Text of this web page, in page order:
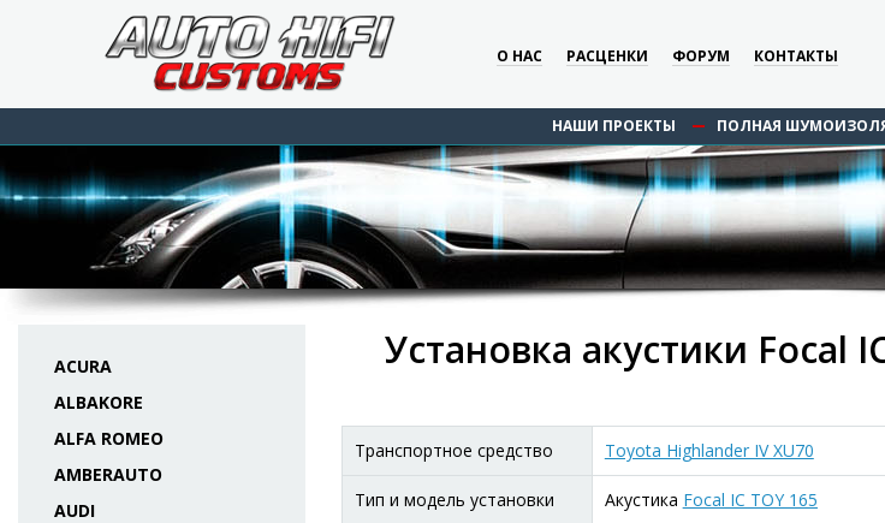
О НАС РАСЦЕНКИ ФОРУМ КОНТАКТЫ
НАШИ ПРОЕКТЫ ПОЛНАЯ
ACURA
ALBAKORE
ALFA ROMEO
AMBERAUTO
AUDI
Установка акустики Focal
Транспортное средство Toyota Highlander IV XU70
Тип и модель установки Акустика Focal IC TOY 165